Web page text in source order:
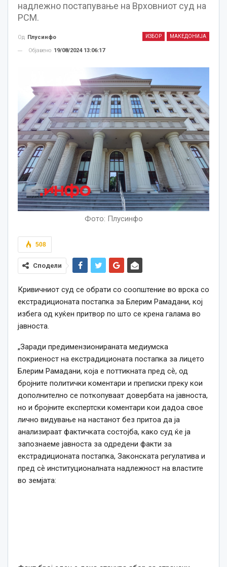
надлежно постапување на Врховниот суд на
РСМ.
ИЗБОР МАКЕДОНИЈА
Од Плусинфо
Објавено 19/08/2024 13:06:17
Фото: Плусинфо
508
Сподели
Кривичниот суд се обрати со соопштение во врска со
екстрадиционата постапка за Блерим Рамадани, кој
избега од куќен притвор по што се крена галама во
јавноста.
„Заради предимензионираната медиумска
покриеност на екстрадиционата постапка за лицето
Блерим Рамадани, која е поттикната пред сѐ, од
бројните политички коментари и преписки преку кои
дополнително се поткопуваат довербата на јавноста,
но и бројните експертски коментари кои дадоа свое
лично видување на настанот без притоа да ја
анализираат фактичката состојба, како суд ќе ја
запознаеме јавноста за одредени факти за
екстрадиционата постапка, Законската регулатива и
пред сѐ институционалната надлежност на властите
во земјата: